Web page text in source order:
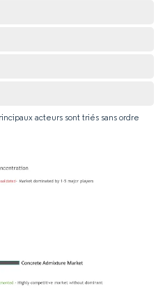
acteurs sont triés sans ordre